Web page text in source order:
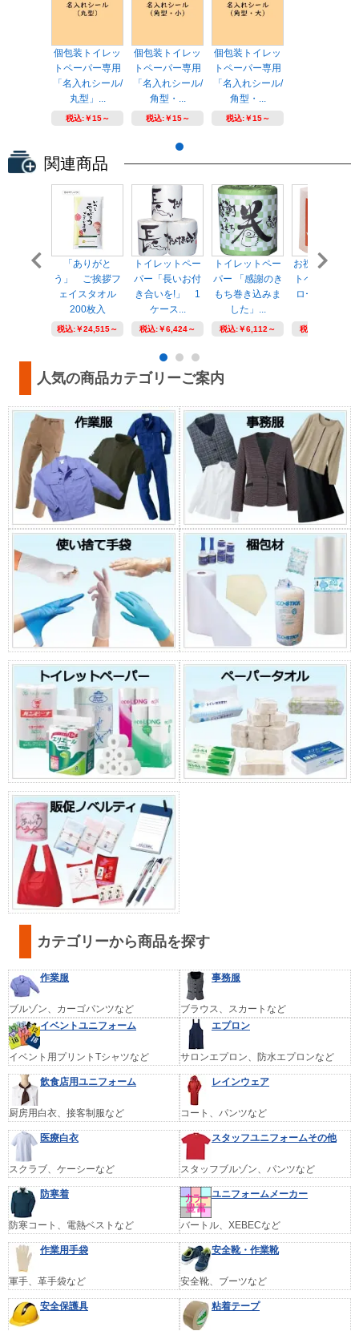
個包装トイレッ
トペーパー専用
「名入れシール/
丸型」...
税込:￥15～
個包装トイレッ
トペーパー専用
「名入れシール/
角型・...
税込:￥15～
個包装トイレッ
トペーパー専用
「名入れシール/
角型・...
税込:￥15～
関連商品
「ありがと
う」 ご挨拶フ
ェイスタオル
200枚入
税込:￥24,515～
トイレットペー
パー「長いお付
き合いを!」 1
ケース...
税込:￥6,424～
トイレットペー
パー 「感謝のき
もち巻き込みま
した」...
税込:￥6,112～
お祝い トイレ
トペーパー「
ロール」100
税込:
人気の商品カテゴリーご案内
カテゴリーから商品を探す
作業服
ブルゾン、カーゴパンツなど
事務服
ブラウス、スカートなど
イベントユニフォーム
イベント用プリントTシャツなど
エプロン
サロンエプロン、防水エプロンなど
飲食店用ユニフォーム
厨房用白衣、接客制服など
レインウェア
コート、パンツなど
医療白衣
スクラブ、ケーシーなど
スタッフユニフォームその他
スタッフブルゾン、パンツなど
防寒着
防寒コート、電熱ベストなど
ユニフォームメーカー
バートル、XEBECなど
作業用手袋
軍手、革手袋など
安全靴・作業靴
安全靴、ブーツなど
安全保護具 粘着テープ